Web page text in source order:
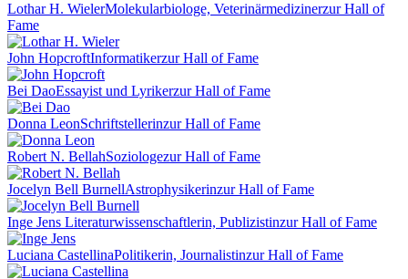
Lothar H. WielerMolekularbiologe, Veterinärmedizinerzur Hall of
Fame
John HopcroftInformatikerzur Hall of Fame
Bei DaoEssayist und Lyrikerzur Hall of Fame
Donna LeonSchriftstellerinzur Hall of Fame
Robert N. BellahSoziologezur Hall of Fame
Jocelyn Bell BurnellAstrophysikerinzur Hall of Fame
Inge Jens Literaturwissenschaftlerin, Publizistinzur Hall of Fame
Luciana CastellinaPolitikerin, Journalistinzur Hall of Fame